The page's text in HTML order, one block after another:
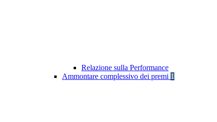
Relazione sulla Performance
Ammontare complessivo dei premi 1